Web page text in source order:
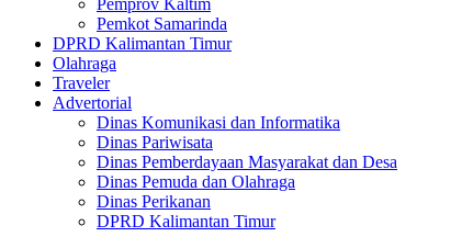
Pemprov Kaltim
Pemkot Samarinda
DPRD Kalimantan Timur
Olahraga
Traveler
Advertorial
Dinas Komunikasi dan Informatika
Dinas Pariwisata
Dinas Pemberdayaan Masyarakat dan Desa
Dinas Pemuda dan Olahraga
Dinas Perikanan
DPRD Kalimantan Timur